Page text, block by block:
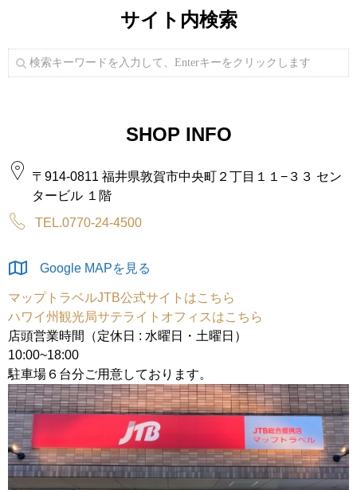
サイト内検索
SHOP INFO
〒914-0811 福井県敦賀市中央町２丁目１１−３３ セン
タービル １階
TEL.0770-24-4500
Google MAPを見る
マップトラベルJTB公式サイトはこちら
ハワイ州観光局サテライトオフィスはこちら
店頭営業時間（定休日 : 水曜日・土曜日）
10:00~18:00
駐車場６台分ご用意しております。